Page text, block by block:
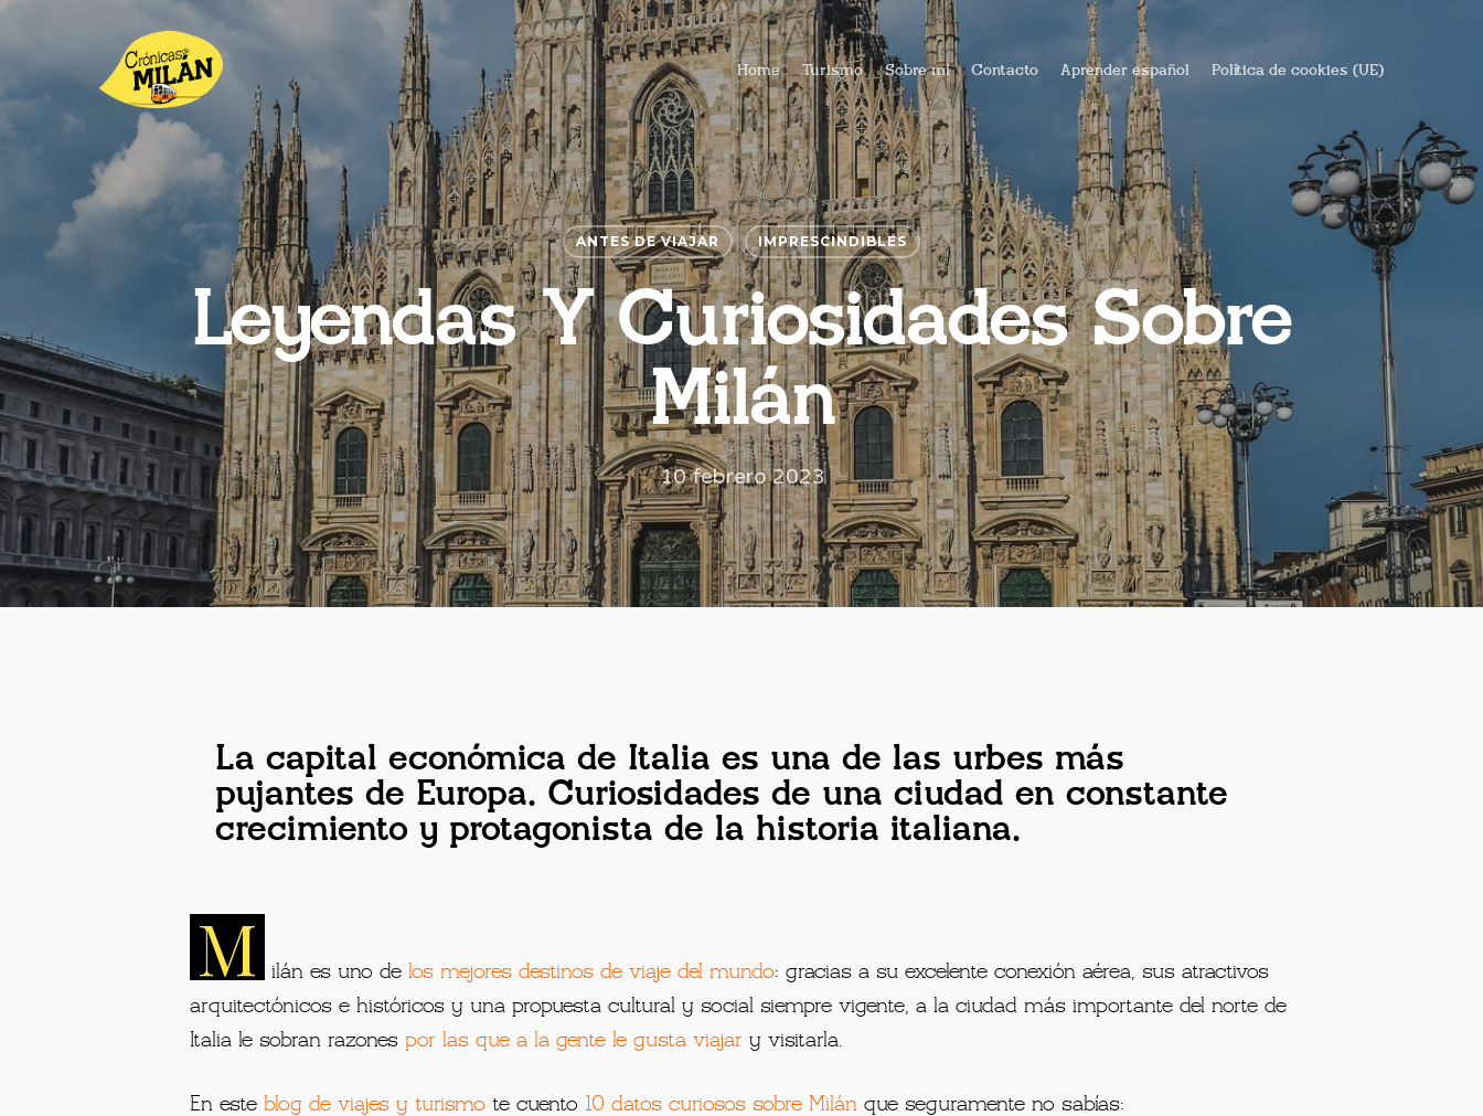
Home Turismo Sobre mí Contacto Aprender español Política de cookies (UE)
ANTES DE VIAJAR IMPRESCINDIBLES
Leyendas Y Curiosidades Sobre
Milán
10 febrero 2023
La capital económica de Italia es una de las urbes más
pujantes de Europa. Curiosidades de una ciudad en constante
crecimiento y protagonista de la historia italiana.
M ilán es uno de los mejores destinos de viaje del mundo: gracias a su excelente conexión aérea, sus atractivos
arquitectónicos e históricos y una propuesta cultural y social siempre vigente, a la ciudad más importante del norte de
Italia le sobran razonespor las que a la gente le gusta viajar y visitarla.
En este blog de viajes y turismo te cuento 10 datos curiosos sobre Milán que seguramente no sabías: